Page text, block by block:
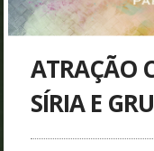
ATRAÇÃO
SÍRIA E